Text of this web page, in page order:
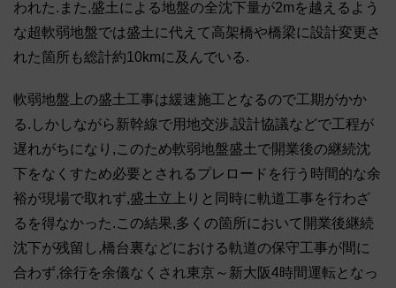
われた.また,盛土による地盤の全沈下量が2mを越えるよう
な超軟弱地盤では盛土に代えて高架橋や橋梁に設計変更さ
れた箇所も総計約10kmに及んでいる.
軟弱地盤上の盛土工事は緩速施工となるので工期がかか
る.しかしながら新幹線で用地交渉,設計協議などで工程が
遅れがちになり,このため軟弱地盤盛土で開業後の継続沈
下をなくすため必要とされるプレロードを行う時間的な余
裕が現場で取れず,盛土立上りと同時に軌道工事を行わざ
るを得なかった.この結果,多くの箇所において開業後継続
沈下が残留し,橋台裏などにおける軌道の保守工事が間に
合わず,徐行を余儀なくされ東京～新大阪4時間運転となっ